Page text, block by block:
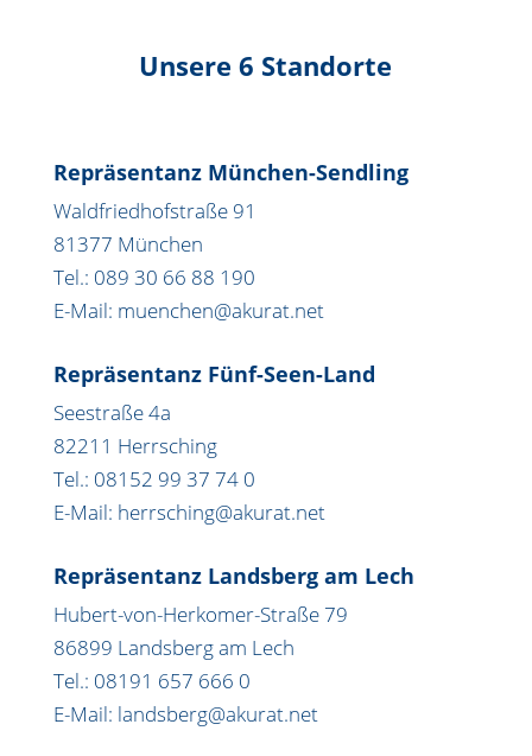
Unsere 6 Standorte
Repräsentanz München-Sendling
Waldfriedhofstraße 91
81377 München
Tel.: 089 30 66 88 190
E-Mail: muenchen@akurat.net
Repräsentanz Fünf-Seen-Land
Seestraße 4a
82211 Herrsching
Tel.: 08152 99 37 74 0
E-Mail: herrsching@akurat.net
Repräsentanz Landsberg am Lech
Hubert-von-Herkomer-Straße 79
86899 Landsberg am Lech
Tel.: 08191 657 666 0
E-Mail: landsberg@akurat.net